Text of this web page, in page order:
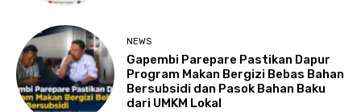
NEWS
Gapembi Parepare Pastikan Dapur
Program Makan Bergizi Bebas Bahan
Bersubsidi dan Pasok Bahan Baku
dari UMKM Lokal